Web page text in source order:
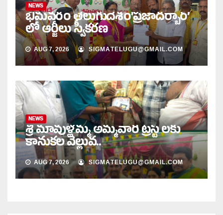
NEWS
భీమవరం తెలుగుదేశం’ప్రజాదర్బార్’
లో ఆర్జీలు స్వీకరణ
AUG 7, 2026 SIGMATELUGU@GMAIL.COM
NEWS
శ్రీ మావుళ్లమ్మ అమ్మవారి ట్రస్ట్ లకు
కానుకల వెల్లువ..
AUG 7, 2026 SIGMATELUGU@GMAIL.COM